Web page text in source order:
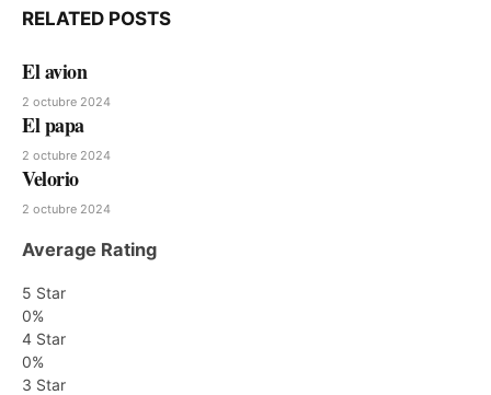
RELATED POSTS
El avion
2 octubre 2024
El papa
2 octubre 2024
Velorio
2 octubre 2024
Average Rating
5 Star
0%
4 Star
0%
3 Star